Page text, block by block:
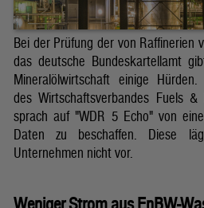
Bei der Prüfung der von Raffinerien
das deutsche Bundeskartellamt
Mineralölwirtschaft einige
des Wirtschaftsverbandes Fuels &
sprach auf "WDR 5 Echo" von
Daten zu beschaffen. Diese
Unternehmen nicht vor.